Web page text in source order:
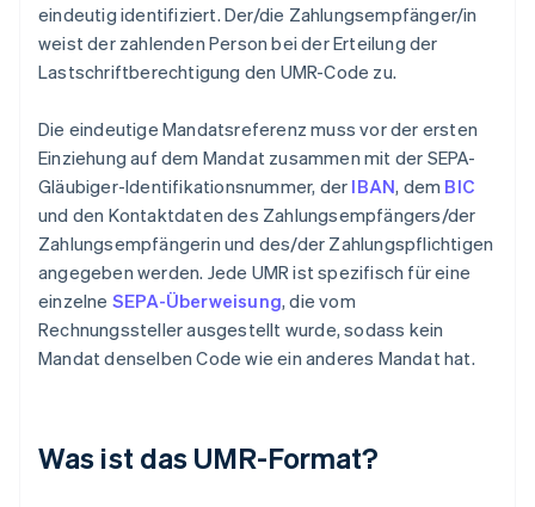
eindeutig identifiziert. Der/die Zahlungsempfänger/in
weist der zahlenden Person bei der Erteilung der
Lastschriftberechtigung den UMR-Code zu.
Die eindeutige Mandatsreferenz muss vor der ersten
Einziehung auf dem Mandat zusammen mit der SEPA-
Gläubiger-Identifikationsnummer, der IBAN, dem BIC
und den Kontaktdaten des Zahlungsempfängers/der
Zahlungsempfängerin und des/der Zahlungspflichtigen
angegeben werden. Jede UMR ist spezifisch für eine
einzelne SEPA-Überweisung, die vom
Rechnungssteller ausgestellt wurde, sodass kein
Mandat denselben Code wie ein anderes Mandat hat.
Was ist das UMR-Format?